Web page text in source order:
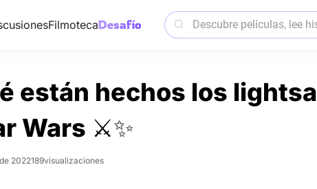
Filmoteca
están hechos los
Wars ⚔️✨
2022189visualizaciones